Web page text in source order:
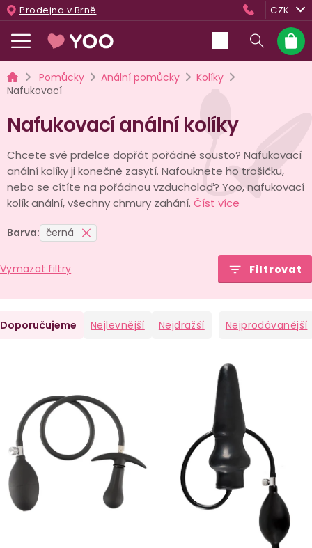
Přejít
na
obsah
Prodejna v Brně CZK
košík
DomůPomůcky Anální pomůcky
Kolíky
Nafukovací
Nafukovací anální kolíky
Chcete své prdelce dopřát pořádné sousto? Nafukovací
anální kolíky ji konečně zasytí. Nafouknete ho trošičku,
nebo se cítíte na pořádnou vzducholoď? Yoo, nafukovací
kolík anální, všechny chmury zahání. Číst více
Barva: černá
Vymazat filtry Filtrovat
Doporučujeme Nejlevnější Nejdražší Nejprodávanější
p